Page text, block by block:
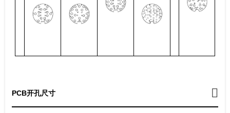
PCB开孔尺寸